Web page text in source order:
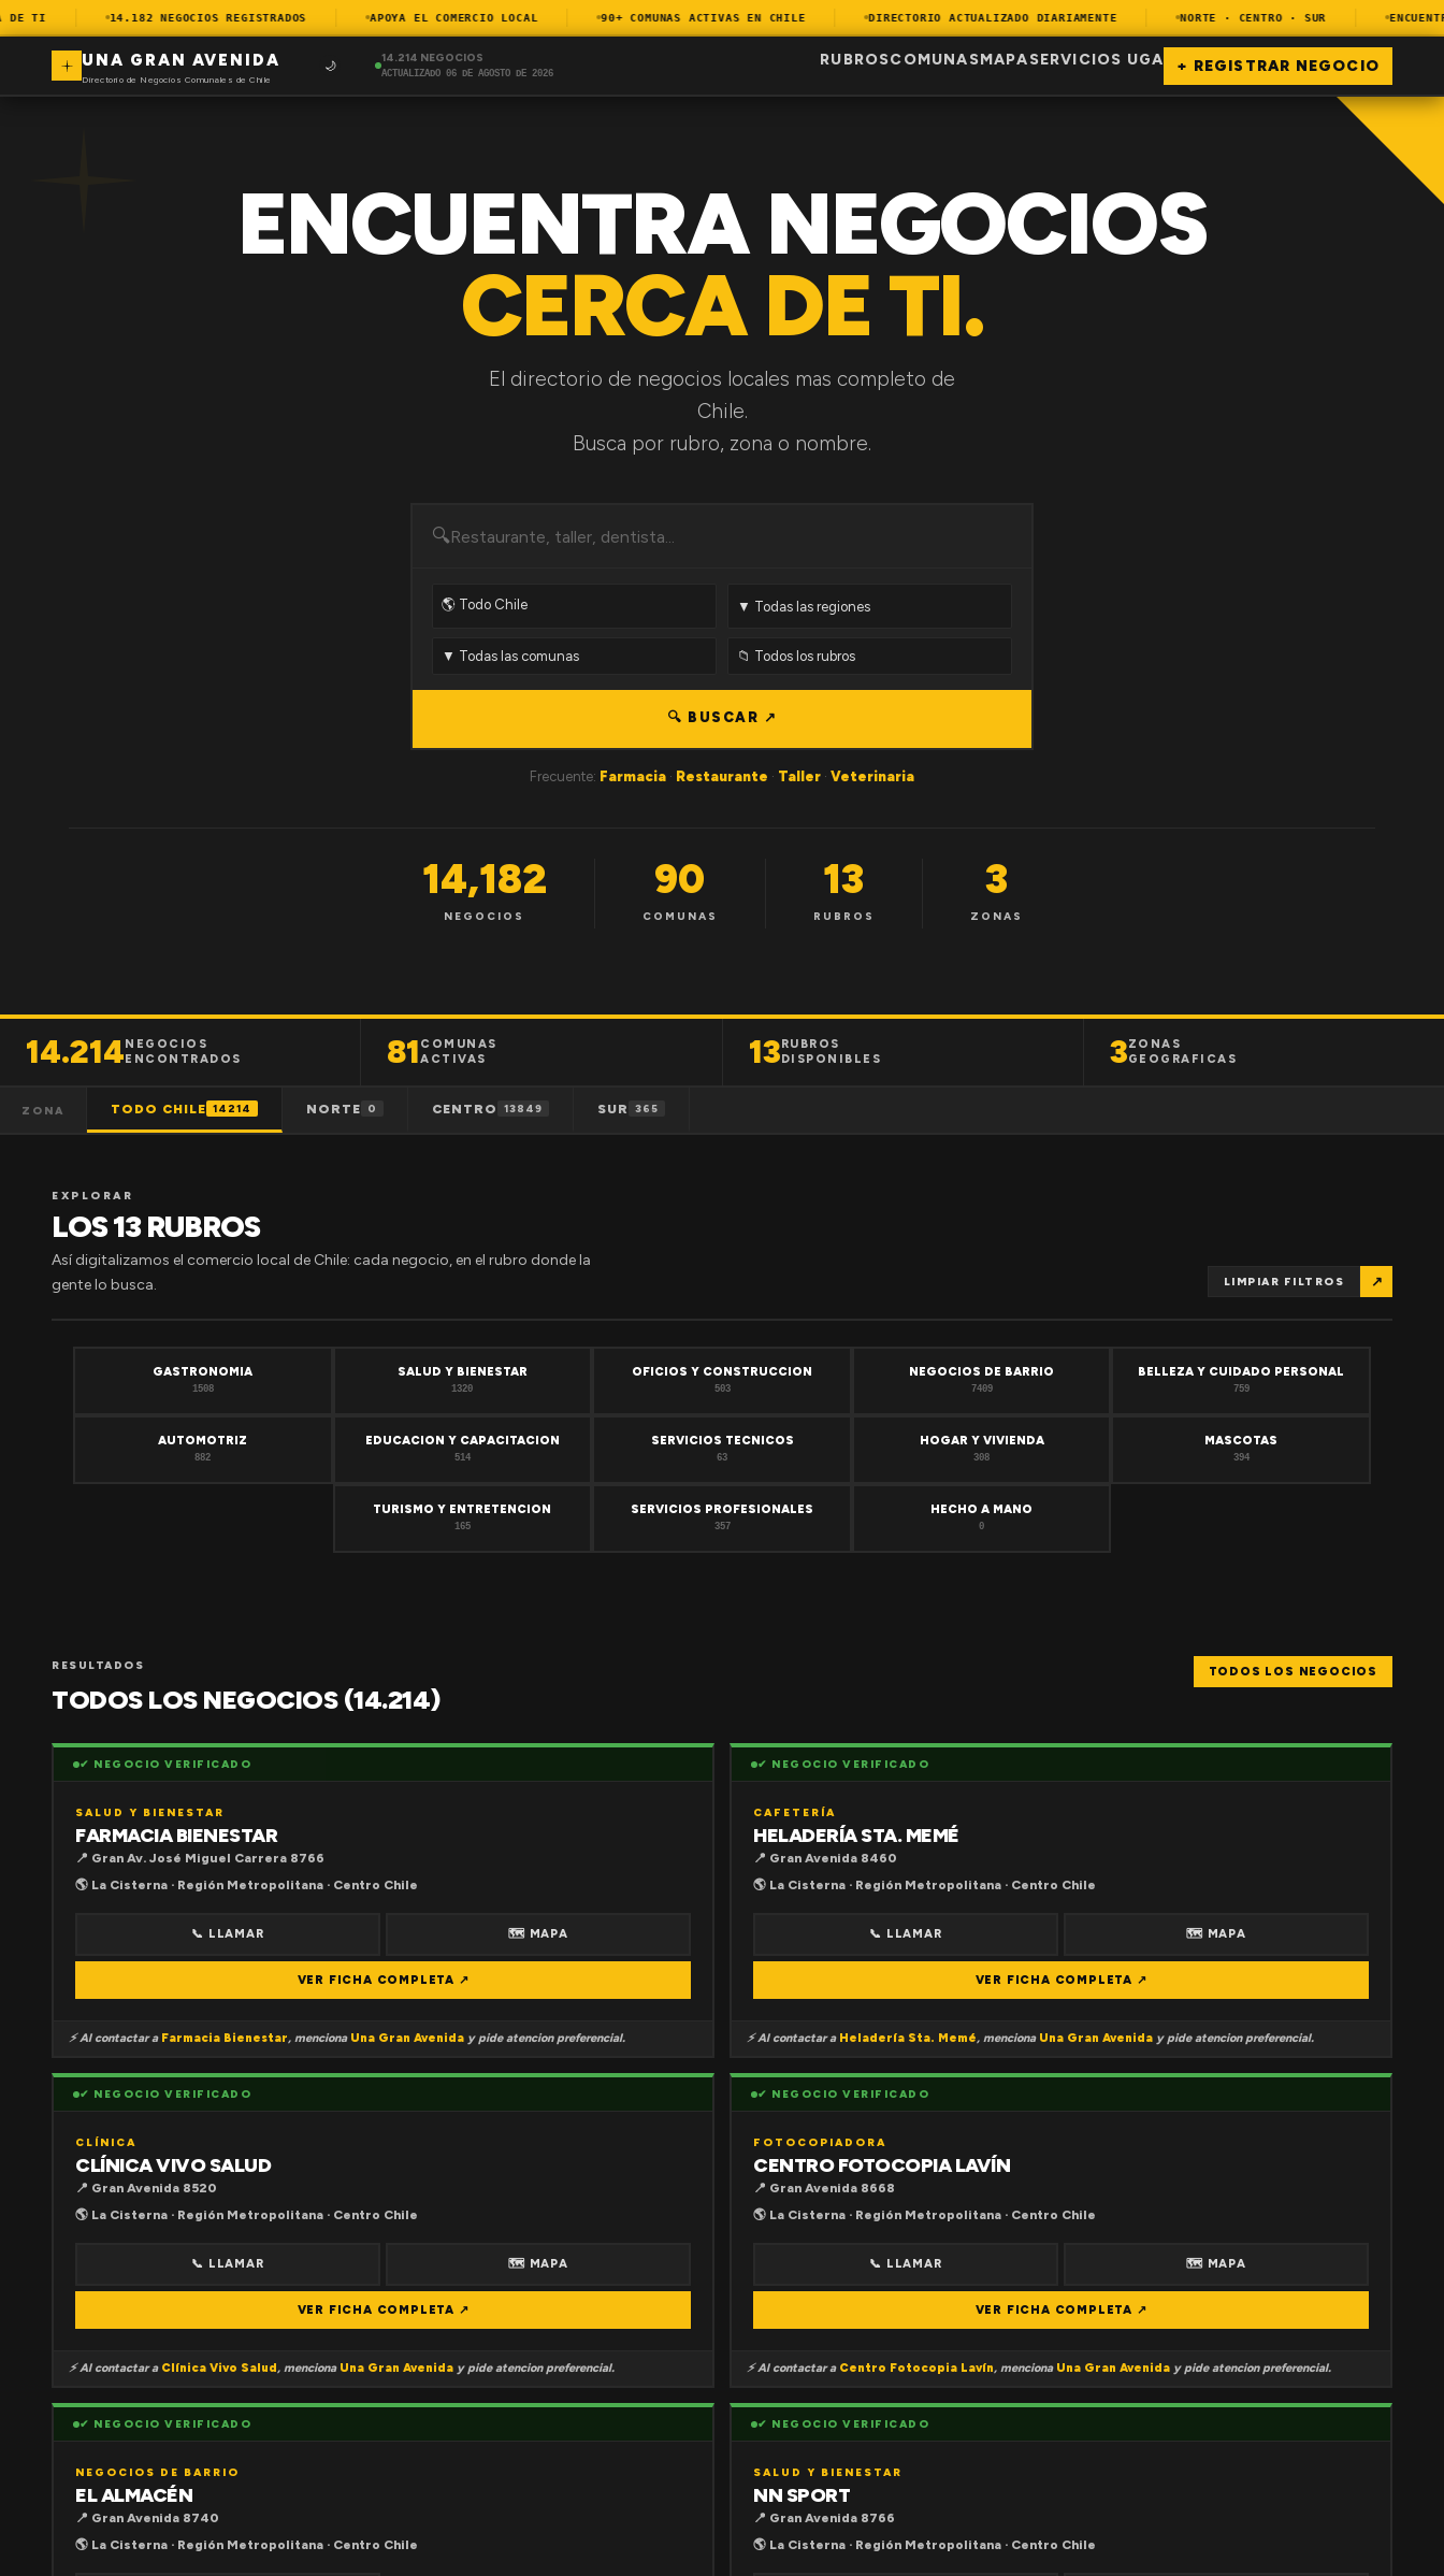
TI 14.182 NEGOCIOS REGISTRADOS APOYA EL COMERCIO LOCAL 90+ COMUNAS ACTIVAS EN CHILE DIRECTORIO ACTUALIZADO DIARIAMENTE NORTE · CENTRO · SUR
UNA GRAN AVENIDA
Directorio de Negocios Comunales de Chile
🌙
14.214 NEGOCIOS
ACTUALIZADO 06 DE AGOSTO DE 2026
RUBROSCOMUNASMAPASERVICIOS UGA + REGISTRAR NEGOCIO
ENCUENTRA NEGOCIOS
CERCA DE TI.
El directorio de negocios locales mas completo de
Chile.
Busca por rubro, zona o nombre.
🔍
🔍 BUSCAR ↗
Frecuente: Farmacia · Restaurante · Taller · Veterinaria
14,182
NEGOCIOS
90
COMUNAS
13
RUBROS
3
ZONAS
14.214NEGOCIOS
ENCONTRADOS
81COMUNAS
ACTIVAS
13RUBROS
DISPONIBLES
3ZONAS
GEOGRAFICAS
ZONA TODO CHILE 14214 NORTE 0 CENTRO 13849 SUR 365
EXPLORAR
LOS 13 RUBROS
Así digitalizamos el comercio local de Chile: cada negocio, en el rubro donde la
gente lo busca.
LIMPIAR FILTROS ↗
GASTRONOMIA
1508
SALUD Y BIENESTAR
1320
OFICIOS Y CONSTRUCCION
503
NEGOCIOS DE BARRIO
7409
BELLEZA Y CUIDADO PERSONAL
759
AUTOMOTRIZ
882
EDUCACION Y CAPACITACION
514
SERVICIOS TECNICOS
63
HOGAR Y VIVIENDA
308
MASCOTAS
394
TURISMO Y ENTRETENCION
165
SERVICIOS PROFESIONALES
357
HECHO A MANO
0
RESULTADOS
TODOS LOS NEGOCIOS (14.214)
TODOS LOS NEGOCIOS
✔ NEGOCIO VERIFICADO
SALUD Y BIENESTAR
FARMACIA BIENESTAR
📍 Gran Av. José Miguel Carrera 8766
🌎 La Cisterna · Región Metropolitana · Centro Chile
📞 LLAMAR 🗺 MAPA
VER FICHA COMPLETA ↗
⚡ Al contactar a Farmacia Bienestar, menciona Una Gran Avenida y pide atencion preferencial.
✔ NEGOCIO VERIFICADO
CAFETERÍA
HELADERÍA STA. MEMÉ
📍 Gran Avenida 8460
🌎 La Cisterna · Región Metropolitana · Centro Chile
📞 LLAMAR 🗺 MAPA
VER FICHA COMPLETA ↗
⚡ Al contactar a Heladería Sta. Memé, menciona Una Gran Avenida y pide atencion preferencial.
✔ NEGOCIO VERIFICADO
CLÍNICA
CLÍNICA VIVO SALUD
📍 Gran Avenida 8520
🌎 La Cisterna · Región Metropolitana · Centro Chile
📞 LLAMAR 🗺 MAPA
VER FICHA COMPLETA ↗
⚡ Al contactar a Clínica Vivo Salud, menciona Una Gran Avenida y pide atencion preferencial.
✔ NEGOCIO VERIFICADO
FOTOCOPIADORA
CENTRO FOTOCOPIA LAVÍN
📍 Gran Avenida 8668
🌎 La Cisterna · Región Metropolitana · Centro Chile
📞 LLAMAR 🗺 MAPA
VER FICHA COMPLETA ↗
⚡ Al contactar a Centro Fotocopia Lavín, menciona Una Gran Avenida y pide atencion preferencial.
✔ NEGOCIO VERIFICADO
NEGOCIOS DE BARRIO
EL ALMACÉN
📍 Gran Avenida 8740
🌎 La Cisterna · Región Metropolitana · Centro Chile
✔ NEGOCIO VERIFICADO
SALUD Y BIENESTAR
NN SPORT
📍 Gran Avenida 8766
🌎 La Cisterna · Región Metropolitana · Centro Chile